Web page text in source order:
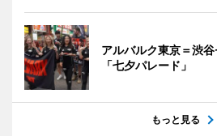
アルバルク東京＝渋
「七夕パレード」
もっと見る